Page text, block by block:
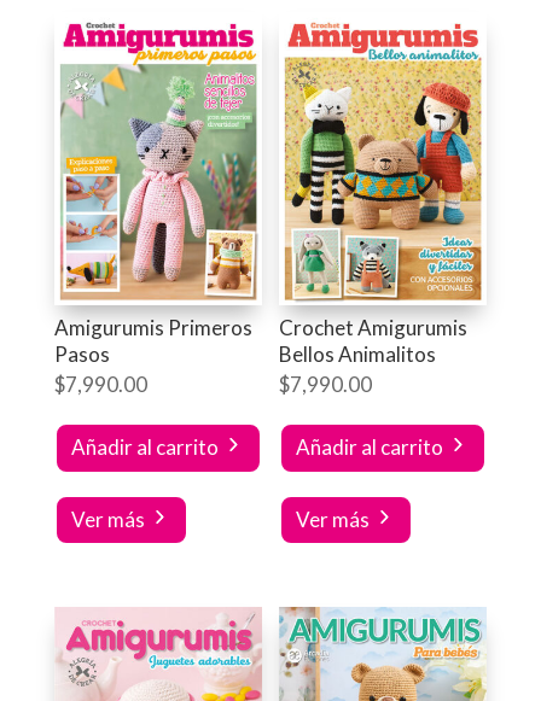
Amigurumis Primeros
Pasos
$7,990.00
Añadir al carrito
Ver más
Crochet Amigurumis
Bellos Animalitos
$7,990.00
Añadir al carrito
Ver más